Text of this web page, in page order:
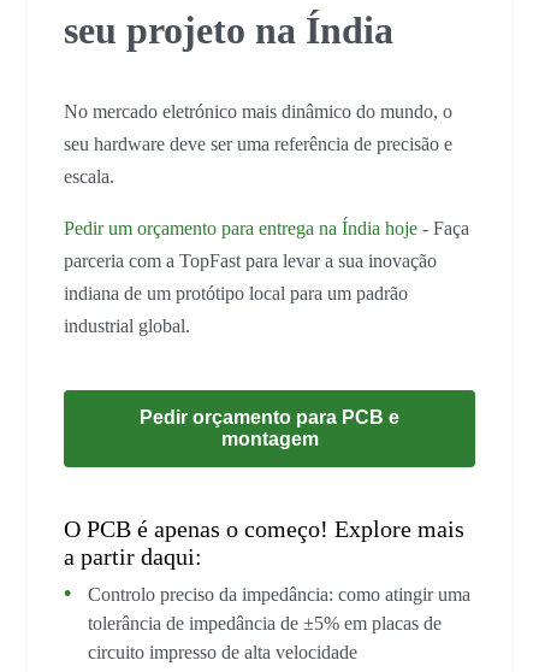
seu projeto na Índia
No mercado eletrónico mais dinâmico do mundo, o
seu hardware deve ser uma referência de precisão e
escala.
Pedir um orçamento para entrega na Índia hoje - Faça
parceria com a TopFast para levar a sua inovação
indiana de um protótipo local para um padrão
industrial global.
Pedir orçamento para PCB e
montagem
O PCB é apenas o começo! Explore mais
a partir daqui:
Controlo preciso da impedância: como atingir uma
tolerância de impedância de ±5% em placas de
circuito impresso de alta velocidade